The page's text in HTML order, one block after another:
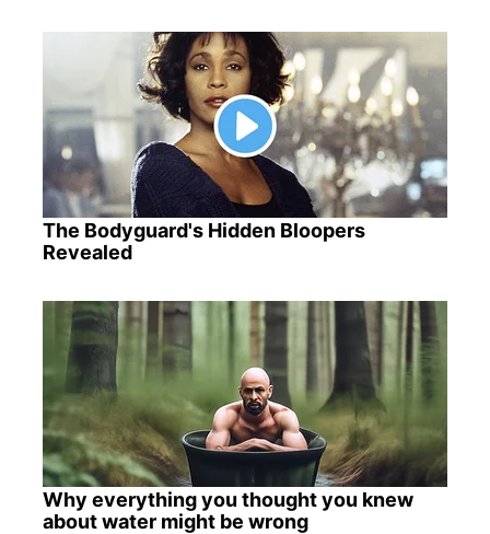
The Bodyguard's Hidden Bloopers
Revealed
Why everything you thought you knew
about water might be wrong